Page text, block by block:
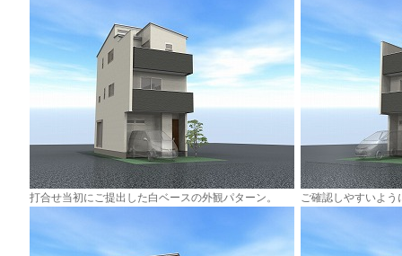
打合せ当初にご提出した白ベースの外観パターン。 ご確認しやすいよ